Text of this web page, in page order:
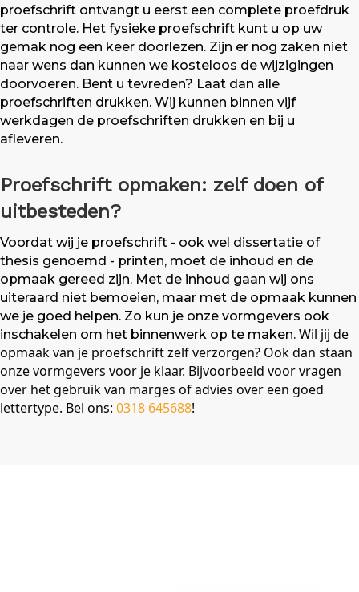
proefschrift ontvangt u eerst een complete proefdruk
ter controle. Het fysieke proefschrift kunt u op uw
gemak nog een keer doorlezen. Zijn er nog zaken niet
naar wens dan kunnen we kosteloos de wijzigingen
doorvoeren. Bent u tevreden? Laat dan alle
proefschriften drukken. Wij kunnen binnen vijf
werkdagen de proefschriften drukken en bij u
afleveren.
Proefschrift opmaken: zelf doen of
uitbesteden?
Voordat wij je proefschrift - ook wel dissertatie of
thesis genoemd - printen, moet de inhoud en de
opmaak gereed zijn. Met de inhoud gaan wij ons
uiteraard niet bemoeien, maar met de opmaak kunnen
we je goed helpen. Zo kun je onze vormgevers ook
inschakelen om het binnenwerk op te maken. Wil jij de
opmaak van je proefschrift zelf verzorgen? Ook dan staan
onze vormgevers voor je klaar. Bijvoorbeeld voor vragen
over het gebruik van marges of advies over een goed
lettertype. Bel ons: 0318 645688!